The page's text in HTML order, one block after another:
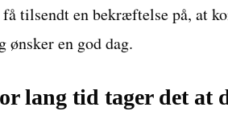
tilsendt en bekræftelse på, at
ønsker en god dag.
lang tid tager det at